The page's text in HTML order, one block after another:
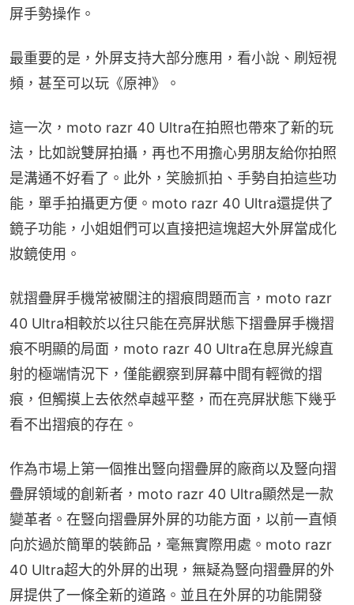
屏手勢操作。
最重要的是，外屏支持大部分應用，看小說、刷短視
頻，甚至可以玩《原神》。
這一次，moto razr 40 Ultra在拍照也帶來了新的玩
法，比如說雙屏拍攝，再也不用擔心男朋友給你拍照
是溝通不好看了。此外，笑臉抓拍、手勢自拍這些功
能，單手拍攝更方便。moto razr 40 Ultra還提供了
鏡子功能，小姐姐們可以直接把這塊超大外屏當成化
妝鏡使用。
就摺疊屏手機常被關注的摺痕問題而言，moto razr
40 Ultra相較於以往只能在亮屏狀態下摺疊屏手機摺
痕不明顯的局面，moto razr 40 Ultra在息屏光線直
射的極端情況下，僅能觀察到屏幕中間有輕微的摺
痕，但觸摸上去依然卓越平整，而在亮屏狀態下幾乎
看不出摺痕的存在。
作為市場上第一個推出豎向摺疊屏的廠商以及豎向摺
疊屏領域的創新者，moto razr 40 Ultra顯然是一款
變革者。在豎向摺疊屏外屏的功能方面，以前一直傾
向於過於簡單的裝飾品，毫無實際用處。moto razr
40 Ultra超大的外屏的出現，無疑為豎向摺疊屏的外
屏提供了一條全新的道路。並且在外屏的功能開發